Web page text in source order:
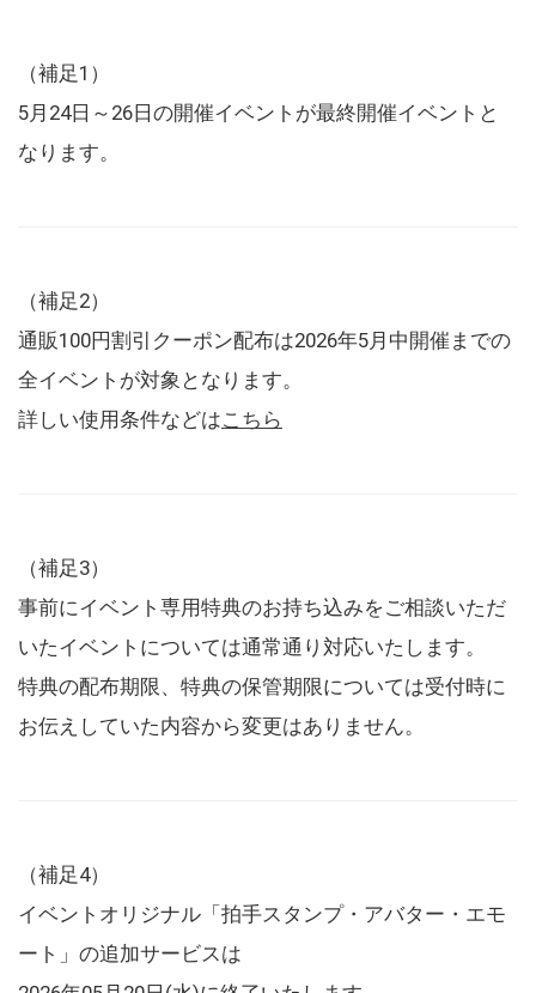
（補足1）
5月24日～26日の開催イベントが最終開催イベントと
なります。
（補足2）
通販100円割引クーポン配布は2026年5月中開催までの
全イベントが対象となります。
詳しい使用条件などはこちら
（補足3）
事前にイベント専用特典のお持ち込みをご相談いただ
いたイベントについては通常通り対応いたします。
特典の配布期限、特典の保管期限については受付時に
お伝えしていた内容から変更はありません。
（補足4）
イベントオリジナル「拍手スタンプ・アバター・エモ
ート」の追加サービスは